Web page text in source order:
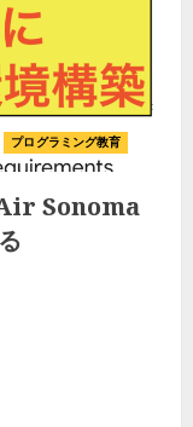
プログラミング教育
Sonoma